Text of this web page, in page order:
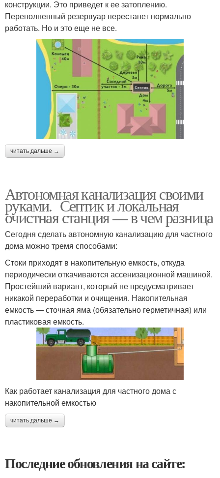
конструкции. Это приведет к ее затоплению.
Переполненный резервуар перестанет нормально
работать. Но и это еще не все.
читать дальше →
Автономная канализация своими
руками. Септик и локальная
очистная станция — в чем разница
Сегодня сделать автономную канализацию для частного
дома можно тремя способами:
Стоки приходят в накопительную емкость, откуда
периодически откачиваются ассенизационной машиной.
Простейший вариант, который не предусматривает
никакой переработки и очищения. Накопительная
емкость — сточная яма (обязательно герметичная) или
пластиковая емкость.
Как работает канализация для частного дома с
накопительной емкостью
читать дальше →
Последние обновления на сайте: